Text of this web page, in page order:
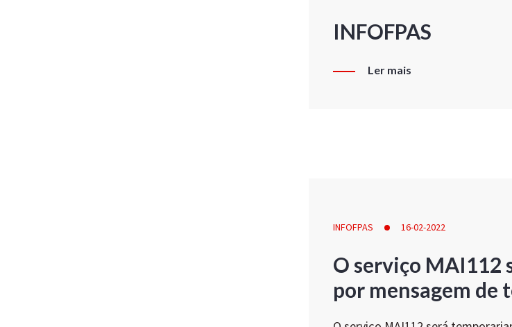
INFOFPAS
Ler mais
INFOFPAS 16-02-2022
O serviço MAI112
por mensagem de